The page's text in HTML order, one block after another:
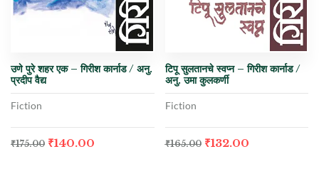
उणे पुरे शहर एक – गिरीश कार्नाड / अनु.
प्रदीप वैद्य
Fiction
₹175.00 ₹140.00
टिपू सुलतानचे स्वप्न – गिरीश कार्नाड /
अनु. उमा कुलकर्णी
Fiction
₹165.00 ₹132.00